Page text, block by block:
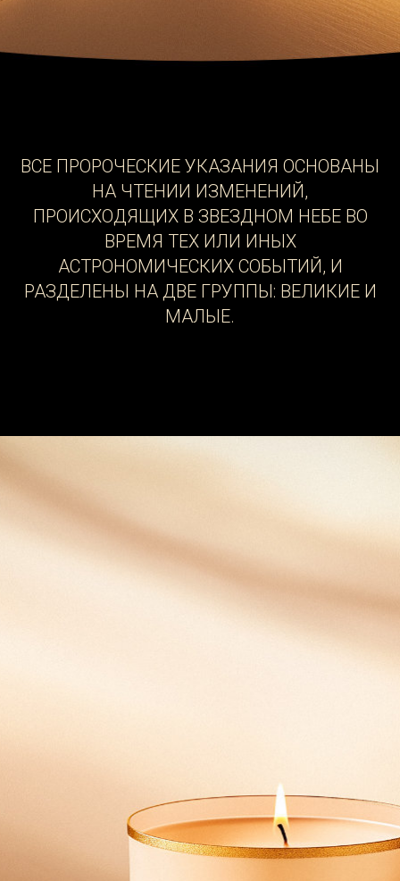
ВСЕ ПРОРОЧЕСКИЕ УКАЗАНИЯ ОСНОВАНЫ
НА ЧТЕНИИ ИЗМЕНЕНИЙ,
ПРОИСХОДЯЩИХ В ЗВЕЗДНОМ НЕБЕ ВО
ВРЕМЯ ТЕХ ИЛИ ИНЫХ
АСТРОНОМИЧЕСКИХ СОБЫТИЙ, И
РАЗДЕЛЕНЫ НА ДВЕ ГРУППЫ: ВЕЛИКИЕ И
МАЛЫЕ.